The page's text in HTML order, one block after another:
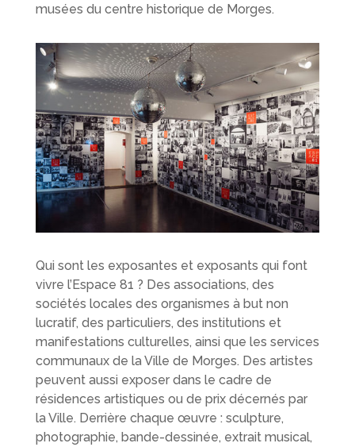
musées du centre historique de Morges.
Qui sont les exposantes et exposants qui font
vivre l’Espace 81 ? Des associations, des
sociétés locales des organismes à but non
lucratif, des particuliers, des institutions et
manifestations culturelles, ainsi que les services
communaux de la Ville de Morges. Des artistes
peuvent aussi exposer dans le cadre de
résidences artistiques ou de prix décernés par
la Ville. Derrière chaque œuvre : sculpture,
photographie, bande-dessinée, extrait musical,